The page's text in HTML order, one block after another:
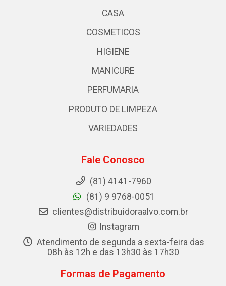
CASA
COSMETICOS
HIGIENE
MANICURE
PERFUMARIA
PRODUTO DE LIMPEZA
VARIEDADES
Fale Conosco
(81) 4141-7960
(81) 9 9768-0051
clientes@distribuidoraalvo.com.br
Instagram
Atendimento de segunda a sexta-feira das
08h às 12h e das 13h30 às 17h30
Formas de Pagamento